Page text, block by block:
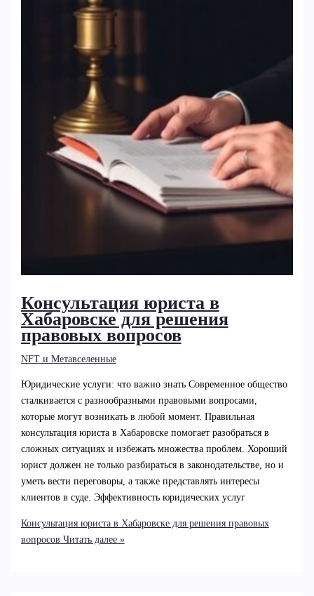
Консультация юриста в
Хабаровске для решения
правовых вопросов
NFT и Метавселенные
Юридические услуги: что важно знать Современное общество
сталкивается с разнообразными правовыми вопросами,
которые могут возникать в любой момент. Правильная
консультация юриста в Хабаровске помогает разобраться в
сложных ситуациях и избежать множества проблем. Хороший
юрист должен не только разбираться в законодательстве, но и
уметь вести переговоры, а также представлять интересы
клиентов в суде. Эффективность юридических услуг
Консультация юриста в Хабаровске для решения правовых
вопросов Читать далее »